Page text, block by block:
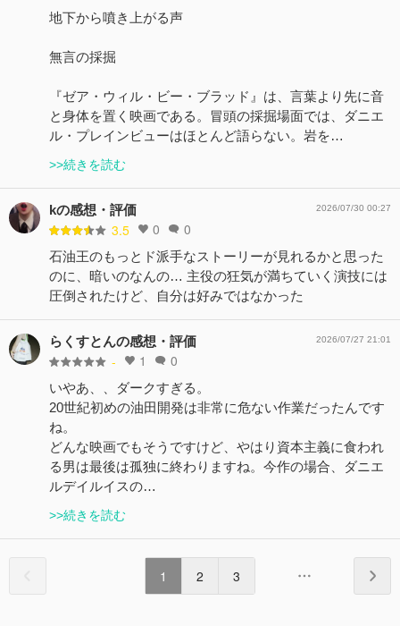
地下から噴き上がる声
無言の採掘
『ゼア・ウィル・ビー・ブラッド』は、言葉より先に音
と身体を置く映画である。冒頭の採掘場面では、ダニエ
ル・プレインビューはほとんど語らない。岩を…
>>続きを読む
kの感想・評価
3.5 0 0
2026/07/30 00:27
石油王のもっとド派手なストーリーが見れるかと思った
のに、暗いのなんの… 主役の狂気が満ちていく演技には
圧倒されたけど、自分は好みではなかった
らくすとんの感想・評価
- 1 0
2026/07/27 21:01
いやあ、、ダークすぎる。
20世紀初めの油田開発は非常に危ない作業だったんです
ね。
どんな映画でもそうですけど、やはり資本主義に食われ
る男は最後は孤独に終わりますね。今作の場合、ダニエ
ルデイルイスの…
>>続きを読む
1 2 3